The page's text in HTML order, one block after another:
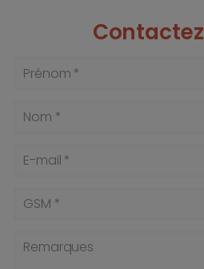
Contactez
Prénom *
Nom *
E-mail *
GSM *
Remarques